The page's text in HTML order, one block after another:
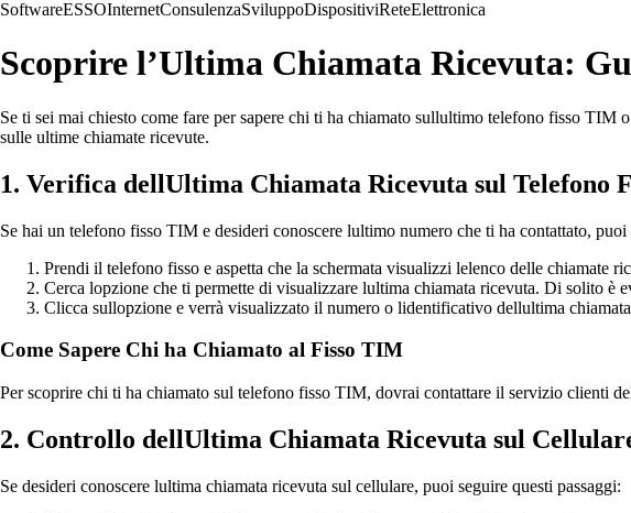
SoftwareESSOInternetConsulenzaSviluppoDispositiviReteElettronica
Scoprire l’Ultima Chiamata Ricevuta:
Se ti sei mai chiesto come fare per sapere chi ti ha chiamato sullultimo telefono fisso TIM
sulle ultime chiamate ricevute.
1. Verifica dellUltima Chiamata Ricevuta sul Telefono
Se hai un telefono fisso TIM e desideri conoscere lultimo numero che ti ha contattato, puoi
Prendi il telefono fisso e aspetta che la schermata visualizzi lelenco delle chiamate
Cerca lopzione che ti permette di visualizzare lultima chiamata ricevuta. Di solito è
Clicca sullopzione e verrà visualizzato il numero o lidentificativo dellultima
Come Sapere Chi ha Chiamato al Fisso TIM
Per scoprire chi ti ha chiamato sul telefono fisso TIM, dovrai contattare il servizio clienti
2. Controllo dellUltima Chiamata Ricevuta sul
Se desideri conoscere lultima chiamata ricevuta sul cellulare, puoi seguire questi passaggi: